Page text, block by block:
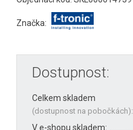
Značka:
Dostupnost:
Celkem skladem
(dostupnost na pobočkách):
V e-shopu skladem: